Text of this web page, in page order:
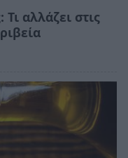
αλλάζει στις